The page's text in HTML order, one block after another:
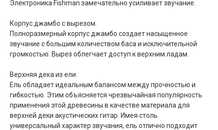
Электроника Fishman замечательно усиливает звучание.
Корпус джамбо с вырезом.
Полноразмерный корпус джамбо создает насыщенное
звучание с большим количеством баса и исключительной
громкостью. Вырез облегчает доступ к верхним ладам.
Верхняя дека из ели.
Ель обладает идеальным балансом между прочностью и
гибкостью. Этим объясняется чрезвычайная популярность
применения этой древесины в качестве материала для
верхней деки акустических гитар. Имея столь
универсальный характер звучания, ель отлично подходит